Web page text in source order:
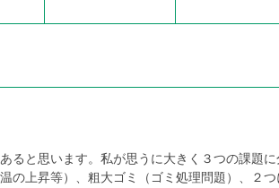
ると思います。私が思うに大きく３つの課題に
の上昇等）、粗大ゴミ（ゴミ処理問題）、２